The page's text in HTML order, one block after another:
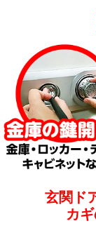
玄関ド
カ